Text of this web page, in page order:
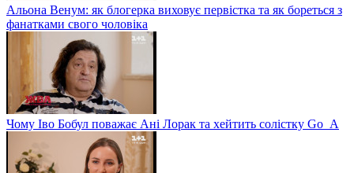
Альона Венум: як блогерка виховує первістка та як бореться з
фанатками свого чоловіка
Чому Іво Бобул поважає Ані Лорак та хейтить солістку Go_A